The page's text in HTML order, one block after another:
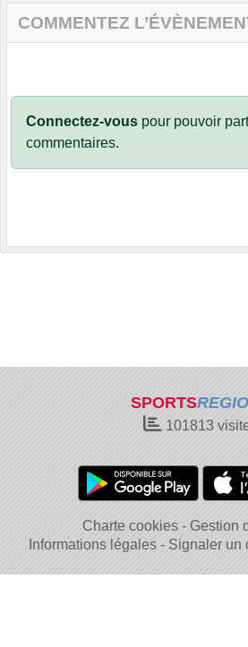
COMMENTEZ
Connectez-vous pour pouvoir
commentaires.
SPORTS
101813
Charte cookies
Gestion
Informations légales
Signaler un